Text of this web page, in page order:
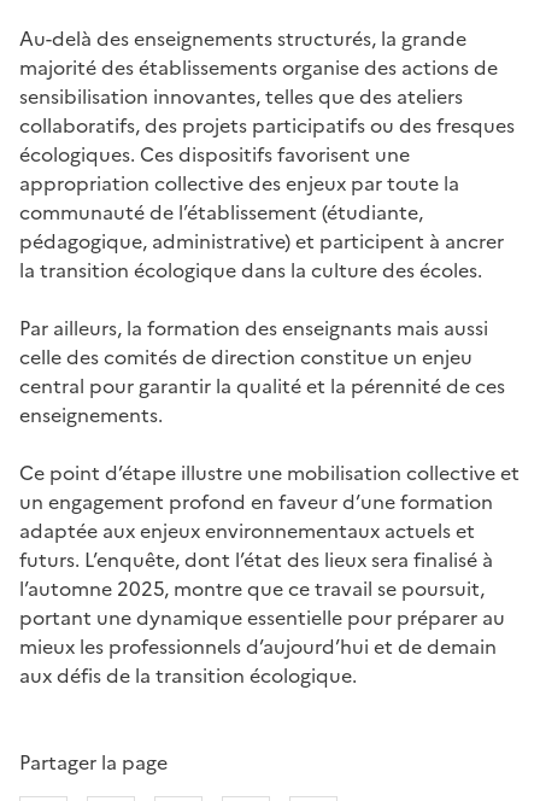
Au-delà des enseignements structurés, la grande
majorité des établissements organise des actions de
sensibilisation innovantes, telles que des ateliers
collaboratifs, des projets participatifs ou des fresques
écologiques. Ces dispositifs favorisent une
appropriation collective des enjeux par toute la
communauté de l’établissement (étudiante,
pédagogique, administrative) et participent à ancrer
la transition écologique dans la culture des écoles.
Par ailleurs, la formation des enseignants mais aussi
celle des comités de direction constitue un enjeu
central pour garantir la qualité et la pérennité de ces
enseignements.
Ce point d’étape illustre une mobilisation collective et
un engagement profond en faveur d’une formation
adaptée aux enjeux environnementaux actuels et
futurs. L’enquête, dont l’état des lieux sera finalisé à
l’automne 2025, montre que ce travail se poursuit,
portant une dynamique essentielle pour préparer au
mieux les professionnels d’aujourd’hui et de demain
aux défis de la transition écologique.
Partager la page